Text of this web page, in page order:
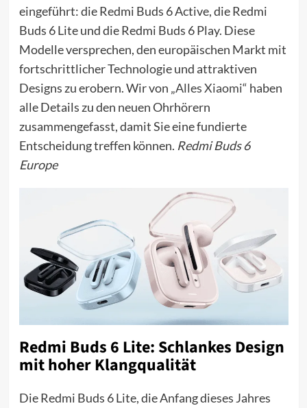
eingeführt: die Redmi Buds 6 Active, die Redmi
Buds 6 Lite und die Redmi Buds 6 Play. Diese
Modelle versprechen, den europäischen Markt mit
fortschrittlicher Technologie und attraktiven
Designs zu erobern. Wir von „Alles Xiaomi“ haben
alle Details zu den neuen Ohrhörern
zusammengefasst, damit Sie eine fundierte
Entscheidung treffen können. Redmi Buds 6
Europe
Redmi Buds 6 Lite: Schlankes Design
mit hoher Klangqualität
Die Redmi Buds 6 Lite, die Anfang dieses Jahres